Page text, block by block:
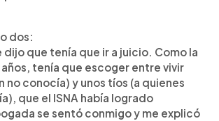
dos:
dijo que tenía que ir a juicio. Como la
años, tenía que escoger entre vivir
no conocía) y unos tíos (a quienes
que el ISNA había logrado
se sentó conmigo y me explicó